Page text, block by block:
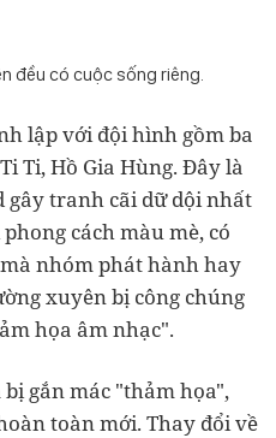
đều có cuộc sống riêng.
lập với đội hình gồm ba
Ti, Hồ Gia Hùng. Đây là
tranh cãi dữ dội nhất
cách màu mè, có
nhóm phát hành hay
xuyên bị công chúng
họa âm nhạc".
gắn mác "thảm họa",
toàn mới. Thay đổi về